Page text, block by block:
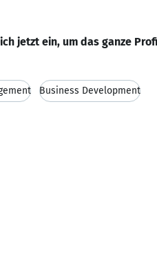
jetzt ein, um das ganze
Business Development